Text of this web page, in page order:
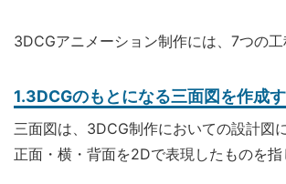
3DCGアニメーション制作には、7つの工
1.3DCGのもとになる三面図を作成
三面図は、3DCG制作においての設計図
正面・横・背面を2Dで表現したものを指